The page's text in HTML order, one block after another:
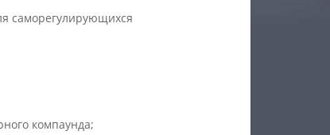
саморегулирующихся
компаунда;